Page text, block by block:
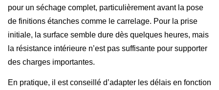
pour un séchage complet, particulièrement avant la pose
de finitions étanches comme le carrelage. Pour la prise
initiale, la surface semble dure dès quelques heures, mais
la résistance intérieure n’est pas suffisante pour supporter
des charges importantes.
En pratique, il est conseillé d’adapter les délais en fonction